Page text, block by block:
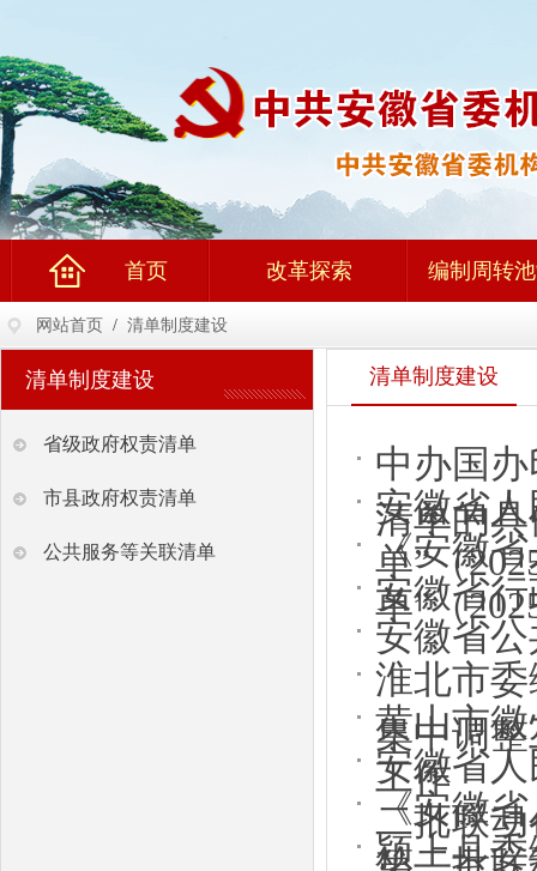
首页 改革探索 编制周转
网站首页 / 清单制度建设
清单制度建设
省级政府权责清单
市县政府权责清单
公共服务等关联清单
清单制度建设
中办国
清单的
安徽省
单”（
《安徽
单”（
安徽省
安徽省
淮北市
集中调
黄山市
工作
安徽省
二批联
《安徽
颍上县